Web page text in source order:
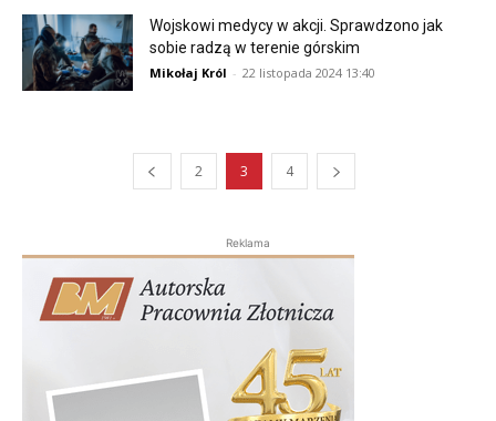
Wojskowi medycy w akcji. Sprawdzono jak
sobie radzą w terenie górskim
Mikołaj Król - 22 listopada 2024 13:40
2 3 4
Reklama